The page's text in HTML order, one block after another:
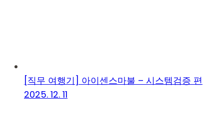
[직무 여행기] 아이센스마불 – 시스템검증 편
2025. 12. 11